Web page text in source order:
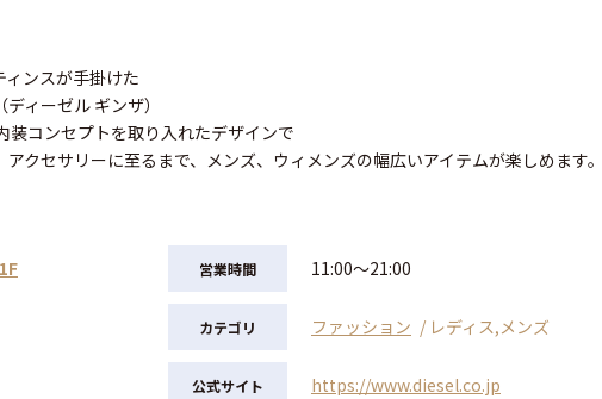
ンスが手掛けた
ィーゼル ギンザ）
装コンセプトを取り入れたデザインで
クセサリーに至るまで、メンズ、ウィメンズの幅広いアイテムが楽しめます
1F 営業時間 11:00〜21:00
カテゴリ ファッション レディス,メンズ
公式サイト https://www.diesel.co.jp